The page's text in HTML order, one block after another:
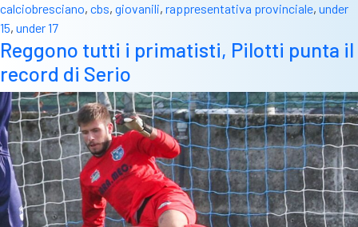
calciobresciano, cbs, giovanili, rappresentativa provinciale, under
15, under 17
Reggono tutti i primatisti, Pilotti punta il
record di Serio